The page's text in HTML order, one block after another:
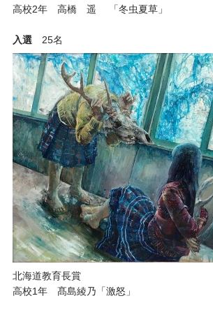
高校2年 高橋 遥 「冬虫夏草」
入選 25名
北海道教育長賞
高校1年 髙島綾乃「激怒」